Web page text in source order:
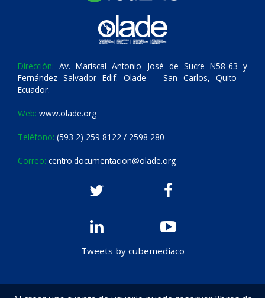
Dirección: Av. Mariscal Antonio José de Sucre N58-63 y
Fernández Salvador Edif. Olade – San Carlos, Quito –
Ecuador.
Web: www.olade.org
Teléfono: (593 2) 259 8122 / 2598 280
Correo: centro.documentacion@olade.org
Tweets by cubemediaco